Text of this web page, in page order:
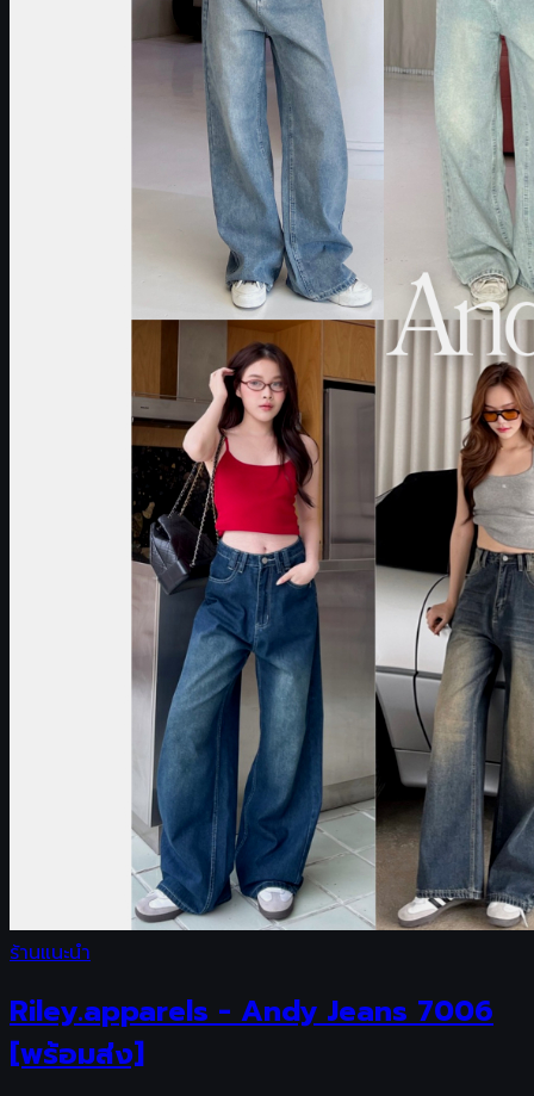
ร้านแนะนำ
Riley.apparels - Andy Jeans 7006
[พร้อมส่ง]